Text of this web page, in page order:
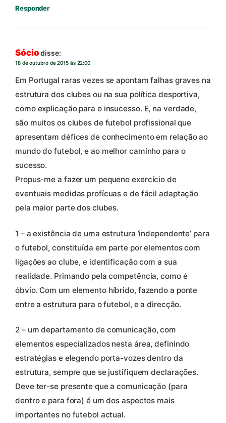
Responder
Sócio disse:
18 de outubro de 2015 às 22:00
Em Portugal raras vezes se apontam falhas graves na
estrutura dos clubes ou na sua política desportiva,
como explicação para o insucesso. E, na verdade,
são muitos os clubes de futebol profissional que
apresentam défices de conhecimento em relação ao
mundo do futebol, e ao melhor caminho para o
sucesso.
Propus-me a fazer um pequeno exercício de
eventuais medidas profícuas e de fácil adaptação
pela maior parte dos clubes.
1 – a existência de uma estrutura ‘independente’ para
o futebol, constituída em parte por elementos com
ligações ao clube, e identificação com a sua
realidade. Primando pela competência, como é
óbvio. Com um elemento híbrido, fazendo a ponte
entre a estrutura para o futebol, e a direcção.
2 – um departamento de comunicação, com
elementos especializados nesta área, definindo
estratégias e elegendo porta-vozes dentro da
estrutura, sempre que se justifiquem declarações.
Deve ter-se presente que a comunicação (para
dentro e para fora) é um dos aspectos mais
importantes no futebol actual.